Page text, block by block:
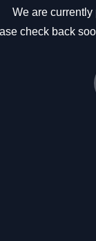
We are
check back